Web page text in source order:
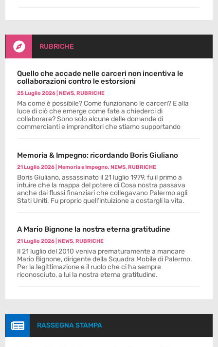
 RUBRICHE
Quello che accade nelle carceri non incentiva le
collaborazioni contro le estorsioni
25 Luglio 2026 |NEWS,RUBRICHE
Ma come è possibile? Come funzionano le carceri? E alla
luce di ciò che emerge come fate a chiederci di
collaborare? Sono solo alcune delle domande di
commercianti e imprenditori che stiamo supportando
Memoria & Impegno: ricordando Boris Giuliano
21 Luglio 2026 |Memoria e Impegno,NEWS,RUBRICHE
Boris Giuliano, assassinato il 21 luglio 1979, fu il primo a
intuire che la mappa del potere di Cosa nostra passava
anche dai flussi finanziari che collegavano Palermo agli
Stati Uniti. Fu proprio quell’intuizione a costargli la vita.
A Mario Bignone la nostra eterna gratitudine
21 Luglio 2026 |NEWS,RUBRICHE
Il 21 luglio del 2010 veniva prematuramente a mancare
Mario Bignone, dirigente della Squadra Mobile di Palermo.
Per la legittimazione e il ruolo che ci ha sempre
riconosciuto, a lui la nostra eterna gratitudine.
 RASSEGNA STAMPA